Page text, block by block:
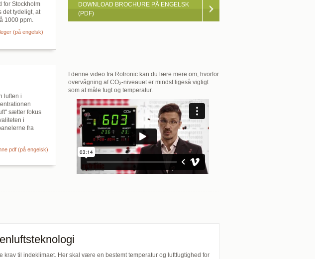
for Stockholm
det tydeligt, at
1000 ppm.
(på engelsk)
DOWNLOAD BROCHURE PÅ ENGELSK
(PDF)
luften i
sætter fokus
i
fra
pdf (på engelsk)
I denne video fra Rotronic kan du lære mere om, hvorfor
overvågning af CO2-niveauet er mindst ligeså vigtigt
som at måle fugt og temperatur.
krav til indeklimaet. Her skal være en bestemt temperatur og luftfugtighed for